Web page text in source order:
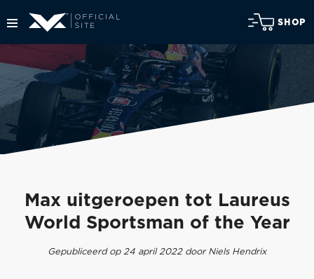
SHOP
Max uitgeroepen tot Laureus
World Sportsman of the Year
Gepubliceerd op 24 april 2022 door Niels Hendrix